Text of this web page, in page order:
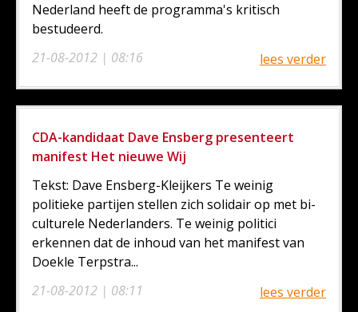
21-08-2012 | 08:16
Nederland heeft de programma's kritisch
bestudeerd.
lees verder
CDA-kandidaat Dave Ensberg presenteert
manifest Het nieuwe Wij
21-08-2012 | 08:11
Tekst: Dave Ensberg-Kleijkers Te weinig
politieke partijen stellen zich solidair op met bi-
culturele Nederlanders. Te weinig politici
erkennen dat de inhoud van het manifest van
Doekle Terpstra...
lees verder